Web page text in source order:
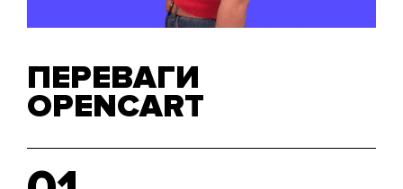
ПЕРЕВАГИ
OPENCART